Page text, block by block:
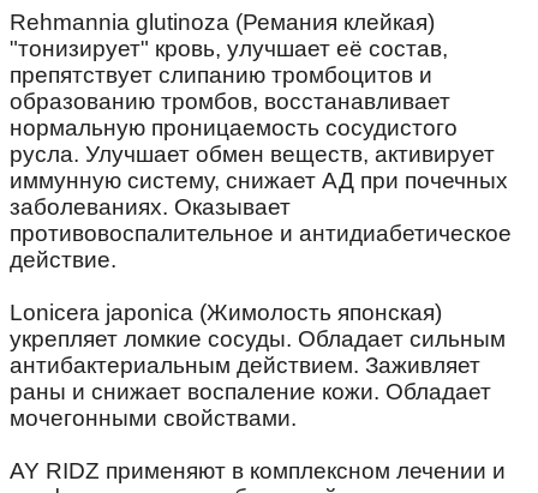
Rehmannia glutinoza (Ремания клейкая)
"тонизирует" кровь, улучшает её состав,
препятствует слипанию тромбоцитов и
образованию тромбов, восстанавливает
нормальную проницаемость сосудистого
русла. Улучшает обмен веществ, активирует
иммунную систему, снижает АД при почечных
заболеваниях. Оказывает
противовоспалительное и антидиабетическое
действие.
Lonicera japonica (Жимолость японская)
укрепляет ломкие сосуды. Обладает сильным
антибактериальным действием. Заживляет
раны и снижает воспаление кожи. Обладает
мочегонными свойствами.
AY RIDZ применяют в комплексном лечении и